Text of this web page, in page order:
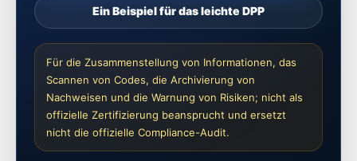
Ein Beispiel für das leichte DPP
Für die Zusammenstellung von Informationen, das
Scannen von Codes, die Archivierung von
Nachweisen und die Warnung von Risiken; nicht als
offizielle Zertifizierung beansprucht und ersetzt
nicht die offizielle Compliance-Audit.